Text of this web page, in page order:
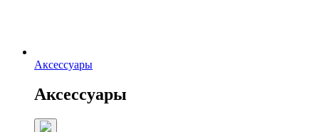
Аксессуары
Аксессуары